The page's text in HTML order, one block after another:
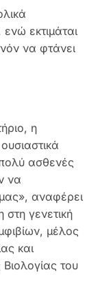
εκτιμάται
να φτάνει
η
πολύ ασθενές
να
αναφέρει
στη γενετική
μέλος
και
του